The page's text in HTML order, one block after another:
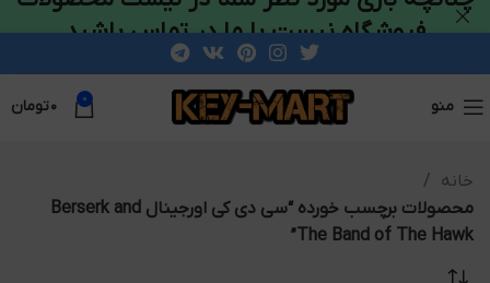
منو 0 ۰تومان
خانه
محصولات برچسب خورده “سی دی کی اورجینال Berserk and
The Band of The Hawk”
فروشگاه نیست با ما در تماس باشید